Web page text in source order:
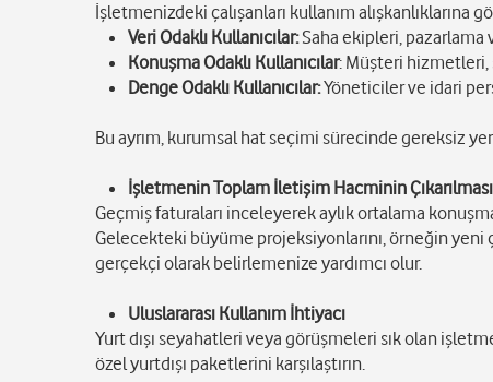
İşletmenizdeki çalışanları kullanım alışkanlıklarına
Veri Odaklı Kullanıcılar:Saha ekipleri, pazarlama
Konuşma Odaklı Kullanıcılar: Müşteri hizmetleri,
Denge Odaklı Kullanıcılar:Yöneticiler ve idari
Bu ayrım, kurumsal hat seçimi sürecinde gereksiz
İşletmenin Toplam İletişim Hacminin Çıkarılması
Geçmiş faturaları inceleyerek aylık ortalama
Gelecekteki büyüme projeksiyonlarını, örneğin yeni
gerçekçi olarak belirlemenize yardımcı olur.
Uluslararası Kullanım İhtiyacı
Yurt dışı seyahatleri veya görüşmeleri sık olan
özel yurtdışı paketlerini karşılaştırın.